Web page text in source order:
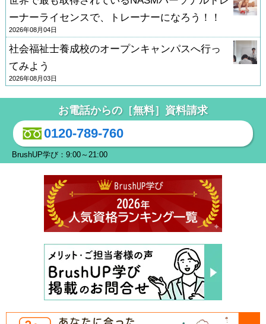
ーナーライセンスで、トレーナーになろう！！
2026年08月04日
社会福祉士養成校のオープンキャンパスへ行っ
てみよう
2026年08月03日
お電話からの［無料］資料請求
0120-789-760
BrushUP学び：9:00～21:00